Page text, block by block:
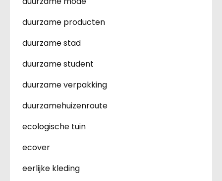
duurzame producten
duurzame stad
duurzame student
duurzame verpakking
duurzamehuizenroute
ecologische tuin
ecover
eerlijke kleding